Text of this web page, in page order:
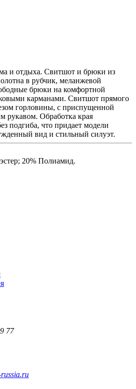
и отдыха. Свитшот и брюки из
в рубчик, меланжевой
брюки на комфортной
карманами. Свитшот прямого
горловины, с приспущенной
рукавом. Обработка края
подгиба, что придает модели
вид и стильный силуэт.
20% Полиамид.
77